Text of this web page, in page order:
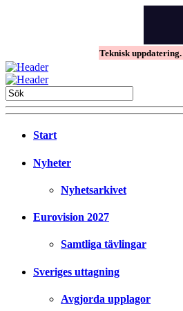
Teknisk uppdatering.
Start
Nyheter
Nyhetsarkivet
Eurovision 2027
Samtliga tävlingar
Sveriges uttagning
Avgjorda upplagor